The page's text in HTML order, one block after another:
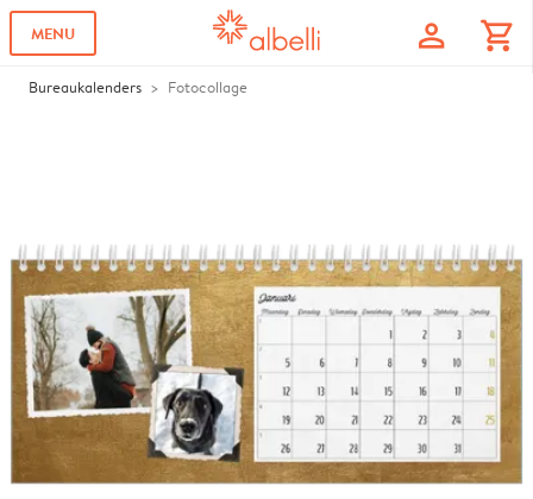
MENU profile shopping_cart
Bureaukalenders Fotocollage